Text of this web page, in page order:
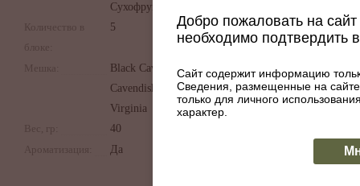
Сухофрукты
Количество в
блоке:
5
Мешка:
Black Cavendish,
Cavendish,
Virginia
Вес, гр:
40
Ароматизация:
Да
Добро пожаловать на
необходимо подтвердить
Сайт содержит информацию
Сведения, размещенные на
только для личного
характер.